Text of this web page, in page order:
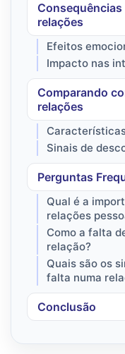
relações
Efeitos
Impacto nas
Comparando
relações
Sinais de
Perguntas
Qual é a
relações
Como a falta
relação?
Quais são os
falta numa
Conclusão